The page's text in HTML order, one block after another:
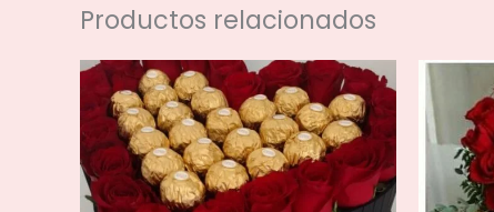
Productos relacionados